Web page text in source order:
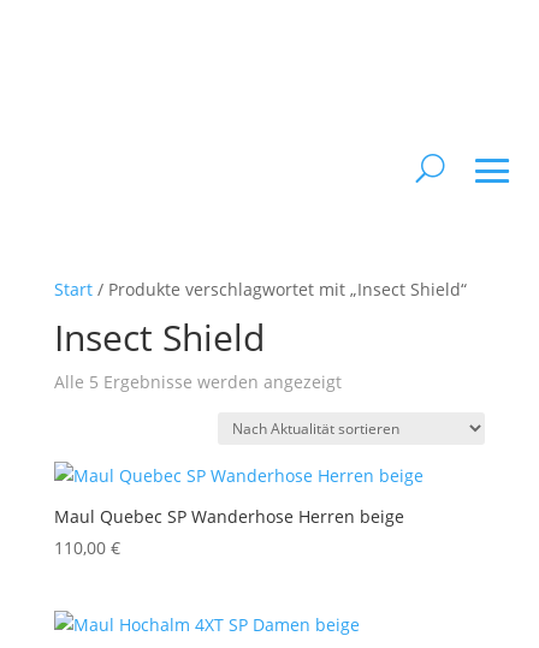
Start/ Produkte verschlagwortet mit „Insect Shield“
Insect Shield
Alle 5 Ergebnisse werden angezeigtNach
sortiert
Maul Quebec SP Wanderhose Herren beige
110,00 €